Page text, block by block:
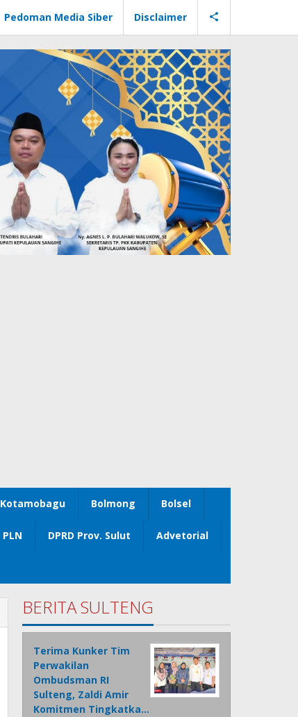
Pedoman Media Siber Disclaimer
Kotamobagu Bolmong Bolsel
PLN DPRD Prov. Sulut Advetorial
BERITA SULTENG
Terima Kunker Tim
Perwakilan
Ombudsman RI
Sulteng, Zaldi Amir
Komitmen Tingkatka…